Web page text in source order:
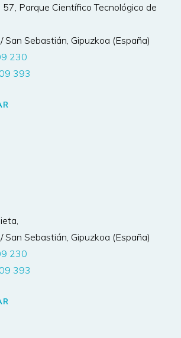
Parque Científico Tecnológico de
San Sebastián, Gipuzkoa (España)
230
393
San Sebastián, Gipuzkoa (España)
230
393